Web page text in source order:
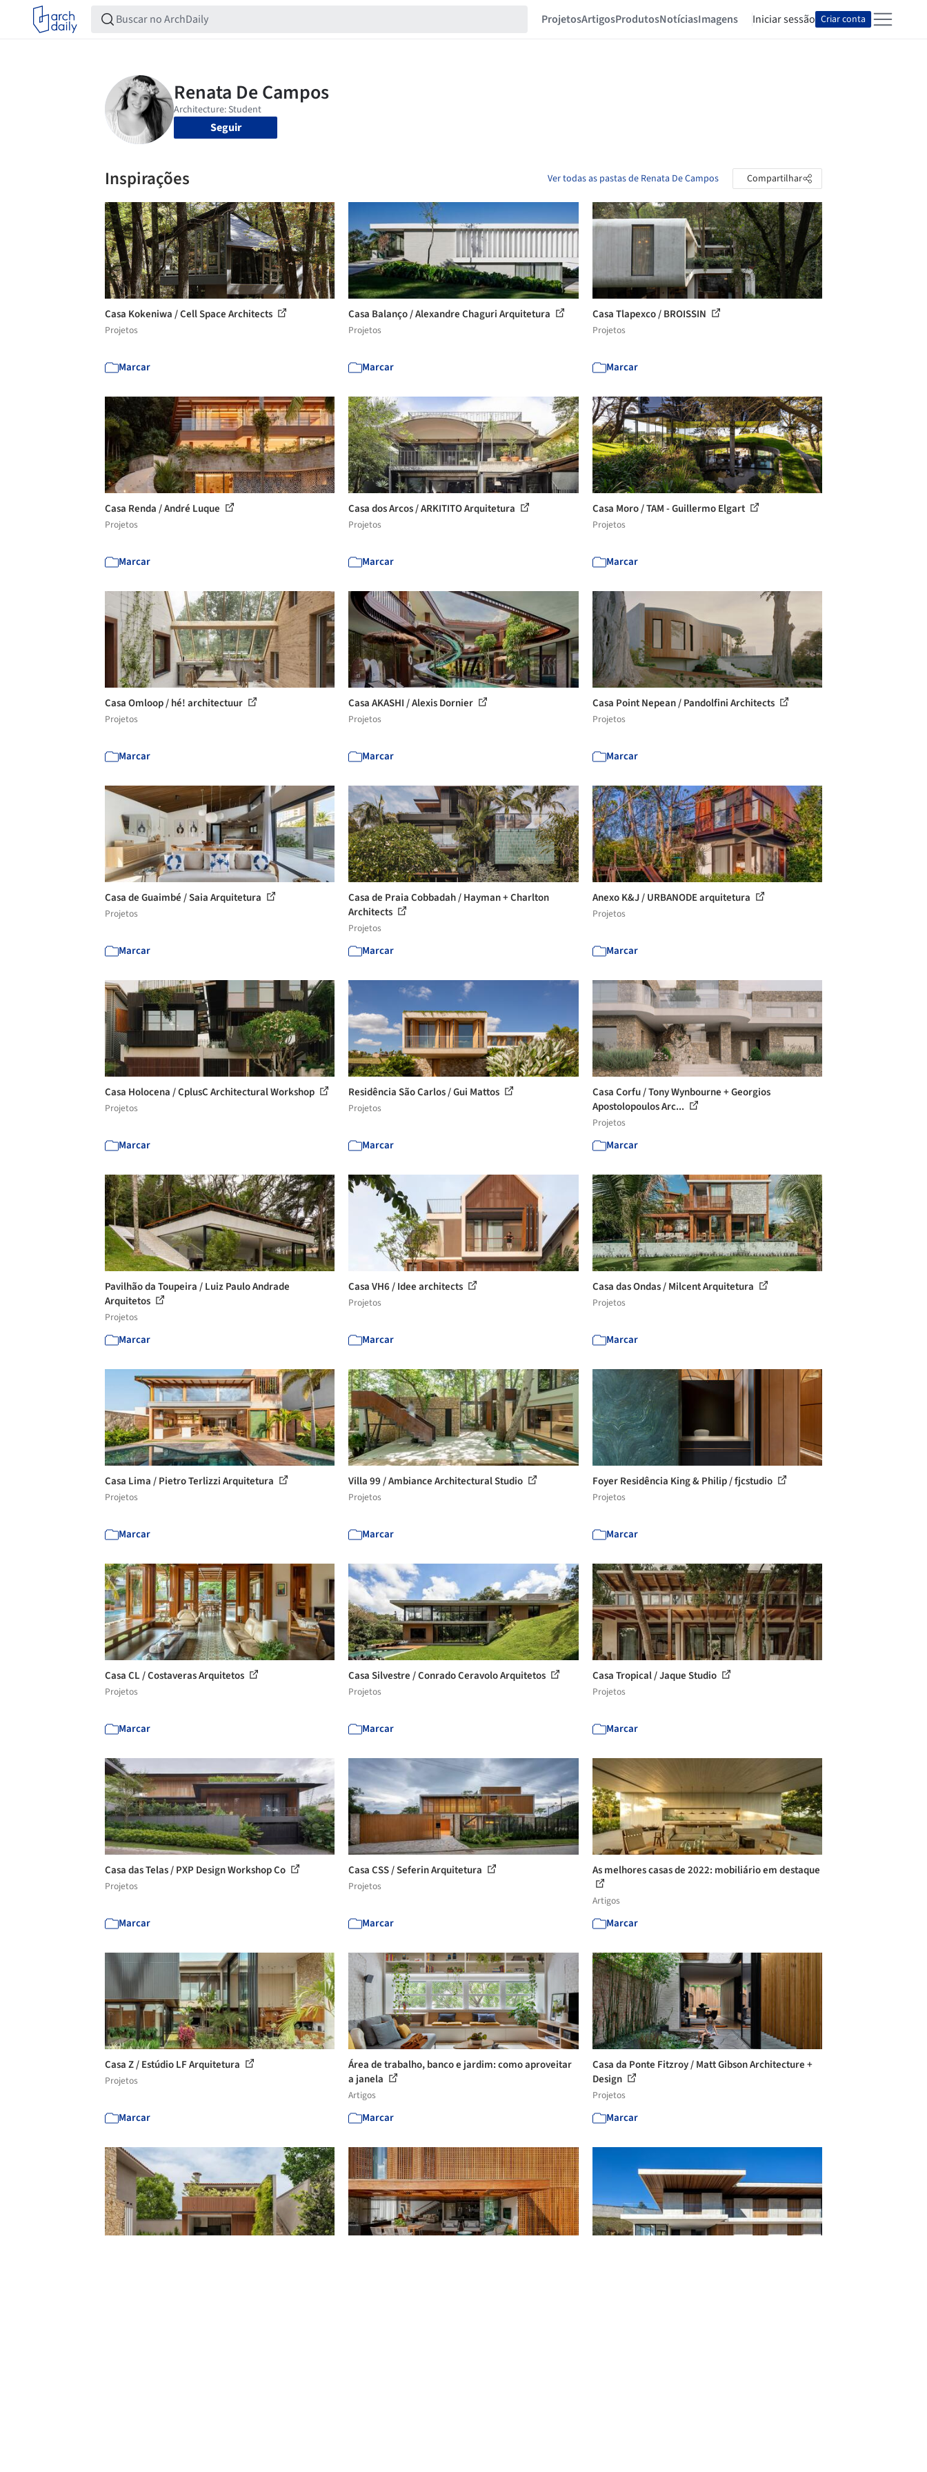
ProjetosArtigosProdutosNotíciasImagens Iniciar sessão Criar conta
Seguir
Inspirações Ver todas as pastas de Renata De Campos Compartilhar
Casa Kokeniwa / Cell Space Architects
Projetos
Marcar
Casa Balanço / Alexandre Chaguri Arquitetura
Projetos
Marcar
Casa Tlapexco / BROISSIN
Projetos
Marcar
Casa Renda / André Luque
Projetos
Marcar
Casa dos Arcos / ARKITITO Arquitetura
Projetos
Marcar
Casa Moro / TAM - Guillermo Elgart
Projetos
Marcar
Casa Omloop / hé! architectuur
Projetos
Marcar
Casa AKASHI / Alexis Dornier
Projetos
Marcar
Casa Point Nepean / Pandolfini Architects
Projetos
Marcar
Casa de Guaimbé / Saia Arquitetura
Projetos
Marcar
Casa de Praia Cobbadah / Hayman + Charlton
Architects
Projetos
Marcar
Anexo K&J / URBANODE arquitetura
Projetos
Marcar
Casa Holocena / CplusC Architectural Workshop
Projetos
Marcar
Residência São Carlos / Gui Mattos
Projetos
Marcar
Casa Corfu / Tony Wynbourne + Georgios
Apostolopoulos Arc...
Projetos
Marcar
Pavilhão da Toupeira / Luiz Paulo Andrade
Arquitetos
Projetos
Marcar
Casa VH6 / Idee architects
Projetos
Marcar
Casa das Ondas / Milcent Arquitetura
Projetos
Marcar
Casa Lima / Pietro Terlizzi Arquitetura
Projetos
Marcar
Villa 99 / Ambiance Architectural Studio
Projetos
Marcar
Foyer Residência King & Philip / fjcstudio
Projetos
Marcar
Casa CL / Costaveras Arquitetos
Projetos
Marcar
Casa Silvestre / Conrado Ceravolo Arquitetos
Projetos
Marcar
Casa Tropical / Jaque Studio
Projetos
Marcar
Casa das Telas / PXP Design Workshop Co
Projetos
Marcar
Casa CSS / Seferin Arquitetura
Projetos
Marcar
As melhores casas de 2022: mobiliário em destaque
Artigos
Marcar
Casa Z / Estúdio LF Arquitetura
Projetos
Marcar
Área de trabalho, banco e jardim: como aproveitar
a janela
Artigos
Marcar
Casa da Ponte Fitzroy / Matt Gibson Architecture +
Design
Projetos
Marcar